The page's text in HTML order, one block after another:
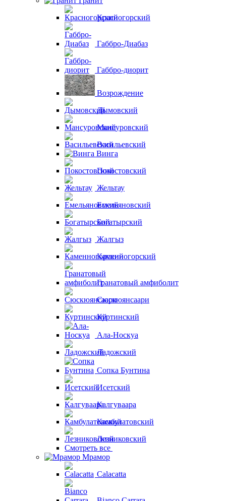
Красногорский
Габбро-Диабаз
Габбро-диорит
Возрождение
Дымовский
Мансуровский
Васильевский
Винга
Покостовский
Жельтау
Емельяновский
Богатырский
Жалгыз
Каменногорский
Гранатовый амфиболит
Сюскюянсаари
Куртинский
Ала-Носкуа
Ладожский
Сопка Бунтина
Исетский
Калгуваара
Камбулатовский
Лезниковский
Смотреть все
Мрамор
Calacatta